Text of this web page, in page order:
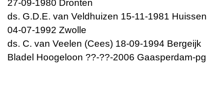
27-09-1980 Dronten
ds. G.D.E. van Veldhuizen 15-11-1981 Huissen
04-07-1992 Zwolle
ds. C. van Veelen (Cees) 18-09-1994 Bergeijk
Bladel Hoogeloon ??-??-2006 Gaasperdam-pg